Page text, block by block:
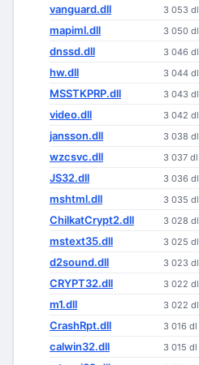
vanguard.dll 3 053 dl
mapiml.dll 3 050 dl
dnssd.dll 3 046 dl
hw.dll 3 044 dl
MSSTKPRP.dll 3 043 dl
video.dll 3 042 dl
jansson.dll 3 038 dl
wzcsvc.dll 3 037 dl
JS32.dll 3 036 dl
mshtml.dll 3 035 dl
ChilkatCrypt2.dll 3 028 dl
mstext35.dll 3 025 dl
d2sound.dll 3 023 dl
CRYPT32.dll 3 022 dl
m1.dll 3 022 dl
CrashRpt.dll 3 016 dl
calwin32.dll 3 015 dl